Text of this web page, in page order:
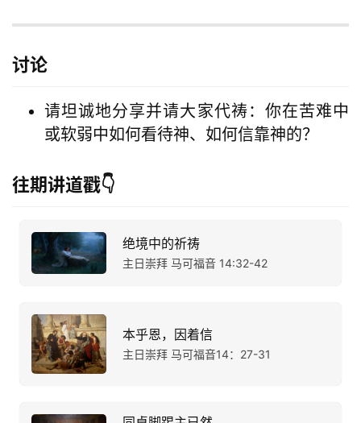
讨论
请坦诚地分享并请大家代祷：你在苦难中
或软弱中如何看待神、如何信靠神的？
往期讲道戳👇
绝境中的祈祷
主日崇拜 马可福音 14:32-42
本乎恩，因着信
主日崇拜 马可福音14：27-31